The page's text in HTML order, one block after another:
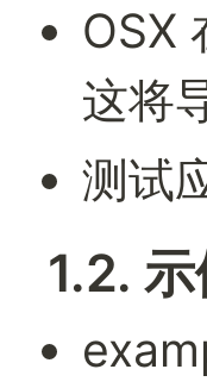
OSX
这将
测试
1.2.